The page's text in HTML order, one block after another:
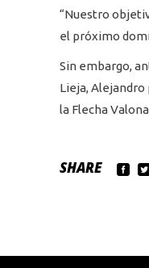
“Nuestro
el próximo
Sin embargo,
Lieja,
la Flecha
SHARE